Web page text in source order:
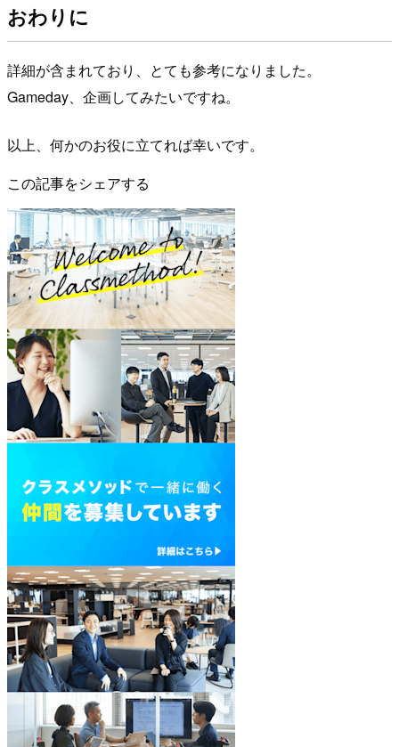
おわりに
詳細が含まれており、とても参考になりました。
Gameday、企画してみたいですね。
以上、何かのお役に立てれば幸いです。
この記事をシェアする